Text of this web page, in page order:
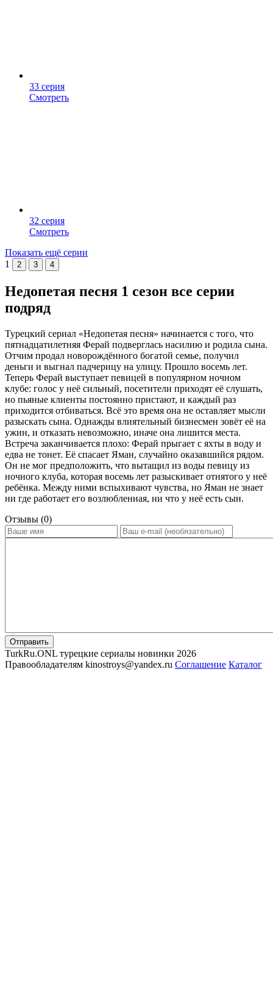
33 серия
Смотреть
32 серия
Смотреть
Показать ещё серии
1
2 3 4
Недопетая песня 1 сезон все серии
подряд
Турецкий сериал «Недопетая песня» начинается с того, что
пятнадцатилетняя Ферай подверглась насилию и родила сына.
Отчим продал новорождённого богатой семье, получил
деньги и выгнал падчерицу на улицу. Прошло восемь лет.
Теперь Ферай выступает певицей в популярном ночном
клубе: голос у неё сильный, посетители приходят её слушать,
но пьяные клиенты постоянно пристают, и каждый раз
приходится отбиваться. Всё это время она не оставляет мысли
разыскать сына. Однажды влиятельный бизнесмен зовёт её на
ужин, и отказать невозможно, иначе она лишится места.
Встреча заканчивается плохо: Ферай прыгает с яхты в воду и
едва не тонет. Её спасает Яман, случайно оказавшийся рядом.
Он не мог предположить, что вытащил из воды певицу из
ночного клуба, которая восемь лет разыскивает отнятого у неё
ребёнка. Между ними вспыхивают чувства, но Яман не знает
ни где работает его возлюбленная, ни что у неё есть сын.
Отзывы (0)
Отправить
TurkRu.ONL турецкие сериалы новинки 2026
Правообладателям kinostroys@yandex.ru Соглашение Каталог